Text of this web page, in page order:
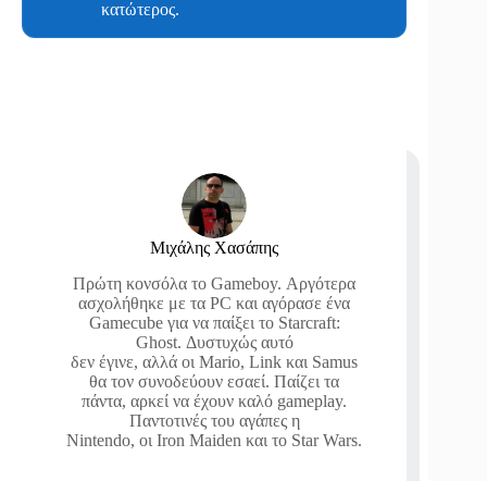
κατώτερος.
Μιχάλης Χασάπης
Πρώτη κονσόλα το Gameboy. Αργότερα
ασχολήθηκε με τα PC και αγόρασε ένα
Gamecube για να παίξει το Starcraft:
Ghost. Δυστυχώς αυτό
δεν έγινε, αλλά οι Mario, Link και Samus
θα τον συνοδεύουν εσαεί. Παίζει τα
πάντα, αρκεί να έχουν καλό gameplay.
Παντοτινές του αγάπες η
Nintendo, οι Iron Maiden και το Star Wars.